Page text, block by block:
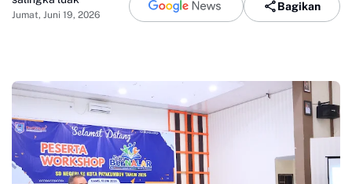
Jumat, Juni 19, 2026
Bagikan